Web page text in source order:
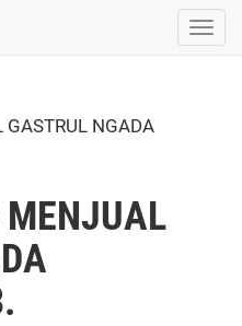
NGADA
MENJUAL